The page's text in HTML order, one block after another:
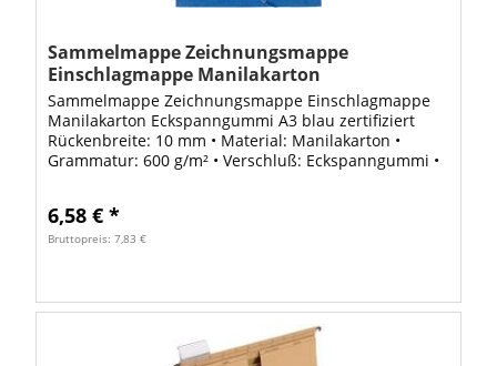
Sammelmappe Zeichnungsmappe
Einschlagmappe Manilakarton
Eckspanngummi A3 blau
Sammelmappe Zeichnungsmappe Einschlagmappe
Manilakarton Eckspanngummi A3 blau zertifiziert
Rückenbreite: 10 mm • Material: Manilakarton •
Grammatur: 600 g/m² • Verschluß: Eckspanngummi •
6,58 € *
Bruttopreis: 7,83 €